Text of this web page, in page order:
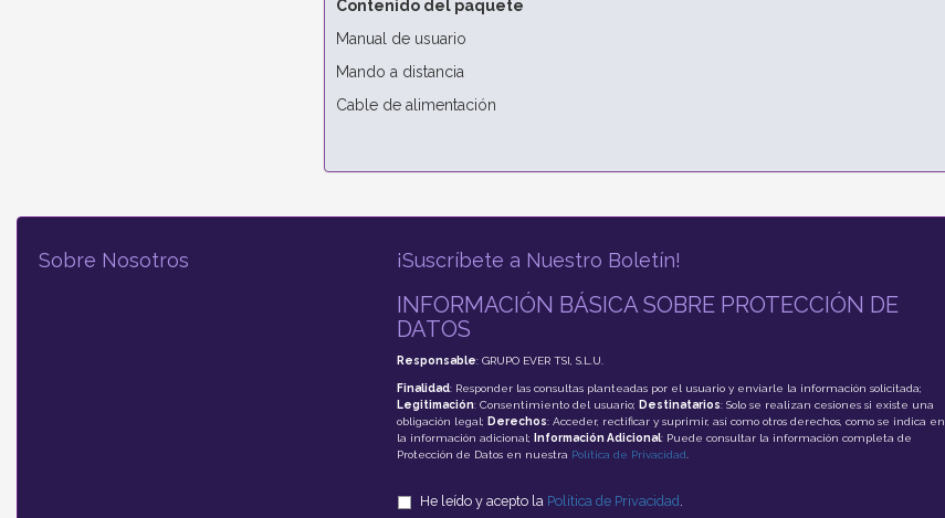
Contenido del paquete
Manual de usuario
Mando a distancia
Cable de alimentación
Sobre Nosotros ¡Suscríbete a Nuestro Boletín!
INFORMACIÓN BÁSICA SOBRE PROTECCIÓN DE
DATOS
Responsable: GRUPO EVER TSI, S.L.U.
Finalidad: Responder las consultas planteadas por el usuario y enviarle la información solicitada;
Legitimación: Consentimiento del usuario; Destinatarios: Solo se realizan cesiones si existe una
obligación legal; Derechos: Acceder, rectificar y suprimir, así como otros derechos, como se indica en
la información adicional;
Información Adicional: Puede consultar la información completa de
Protección de Datos en nuestra Política de Privacidad.
He leído y acepto la Política de Privacidad .